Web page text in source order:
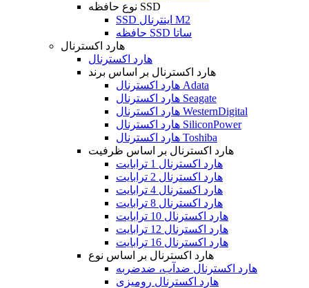
نوع حافظه SSD
SSD اینترنال M2
حافظه SSD ساتا
هارد اکسترنال
هارد اکسترنال
هارد اکسترنال بر اساس برند
هارد اکسترنال Adata
هارد اکسترنال Seagate
هارد اکسترنال WesternDigital
هارد اکسترنال SiliconPower
هارد اکسترنال Toshiba
هارد اکسترنال بر اساس ظرفیت
هارد اکسترنال 1 ترابایت
هارد اکسترنال 2 ترابایت
هارد اکسترنال 4 ترابایت
هارد اکسترنال 8 ترابایت
هارد اکسترنال 10 ترابایت
هارد اکسترنال 12 ترابایت
هارد اکسترنال 16 ترابایت
هارد اکسترنال بر اساس نوع
هارد اکسترنال ضدآب، ضدضربه
هارد اکسترنال رومیزی